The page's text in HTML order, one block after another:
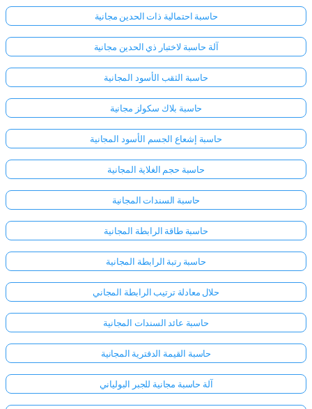
لا
توجد
أسئلة
اطرح
سؤالك
الأول
حاسبة احتمالية ذات الحدين مجانية
آلة حاسبة لاختبار ذي الحدين مجانية
حاسبة الثقب الأسود المجانية
حاسبة بلاك سكولز مجانية
حاسبة إشعاع الجسم الأسود المجانية
حاسبة حجم الغلاية المجانية
حاسبة السندات المجانية
حاسبة طاقة الرابطة المجانية
حاسبة رتبة الرابطة المجانية
حلال معادلة ترتيب الرابطة المجاني
حاسبة عائد السندات المجانية
حاسبة القيمة الدفترية المجانية
آلة حاسبة مجانية للجبر البولياني